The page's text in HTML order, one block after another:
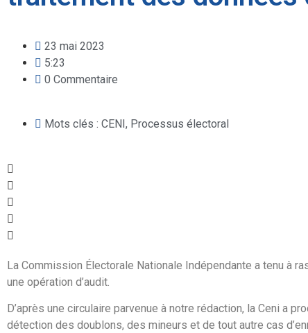
23 mai 2023
5:23
0 Commentaire
Mots clés : CENI, Processus électoral
La Commission Électorale Nationale Indépendante a tenu à
une opération d’audit.
D’après une circulaire parvenue à notre rédaction, la Ceni a
détection des doublons, des mineurs et de tout autre cas